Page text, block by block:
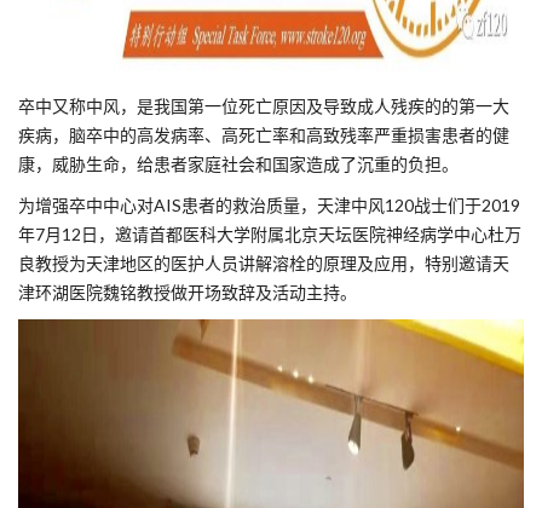
卒中又称中风，是我国第一位死亡原因及导致成人残疾的的第一大
疾病，脑卒中的高发病率、高死亡率和高致残率严重损害患者的健
康，威胁生命，给患者家庭社会和国家造成了沉重的负担。
为增强卒中中心对AIS患者的救治质量，天津中风120战士们于2019
年7月12日，邀请首都医科大学附属北京天坛医院神经病学中心杜万
良教授为天津地区的医护人员讲解溶栓的原理及应用，特别邀请天
津环湖医院魏铭教授做开场致辞及活动主持。